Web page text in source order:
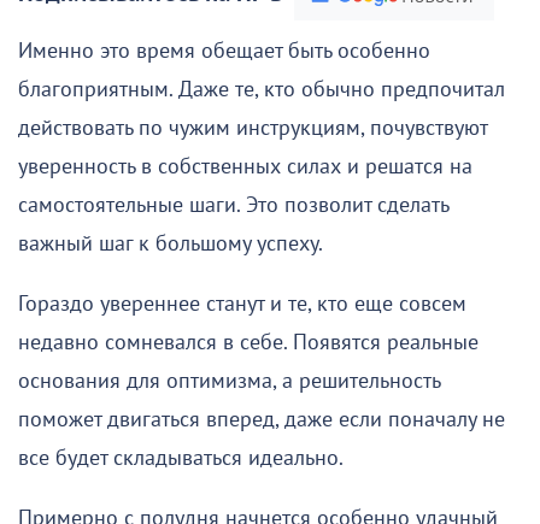
Именно это время обещает быть особенно
благоприятным. Даже те, кто обычно предпочитал
действовать по чужим инструкциям, почувствуют
уверенность в собственных силах и решатся на
самостоятельные шаги. Это позволит сделать
важный шаг к большому успеху.
Гораздо увереннее станут и те, кто еще совсем
недавно сомневался в себе. Появятся реальные
основания для оптимизма, а решительность
поможет двигаться вперед, даже если поначалу не
все будет складываться идеально.